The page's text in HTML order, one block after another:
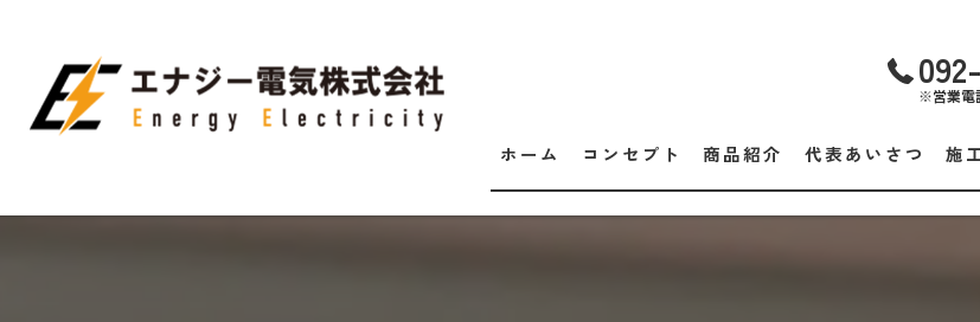
※営業電
ホーム コンセプト 商品紹介 代表あいさつ 施